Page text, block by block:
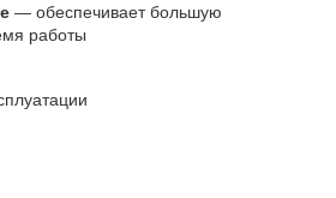
— обеспечивает большую
работы